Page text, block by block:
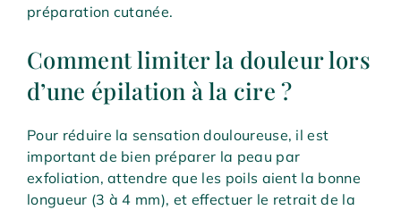
préparation cutanée.
Comment limiter la douleur lors
d’une épilation à la cire ?
Pour réduire la sensation douloureuse, il est
important de bien préparer la peau par
exfoliation, attendre que les poils aient la bonne
longueur (3 à 4 mm), et effectuer le retrait de la